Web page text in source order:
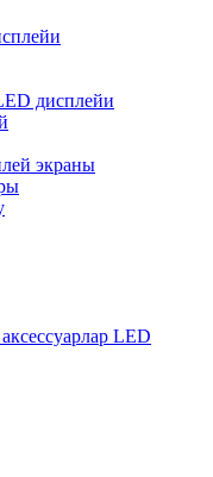
дисплейи
экраны
LED